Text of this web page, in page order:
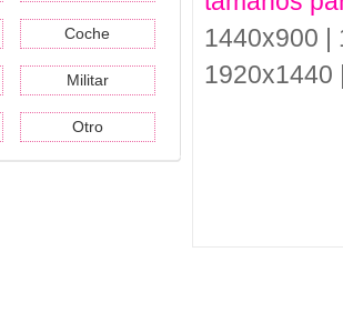
Coche
Militar
Otro
1440x900 |
1920x1440